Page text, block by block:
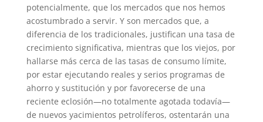
potencialmente, que los mercados que nos hemos
acostumbrado a servir. Y son mercados que, a
diferencia de los tradicionales, justifican una tasa de
crecimiento significativa, mientras que los viejos, por
hallarse más cerca de las tasas de consumo límite,
por estar ejecutando reales y serios programas de
ahorro y sustitución y por favorecerse de una
reciente eclosión—no totalmente agotada todavía—
de nuevos yacimientos petrolíferos, ostentarán una